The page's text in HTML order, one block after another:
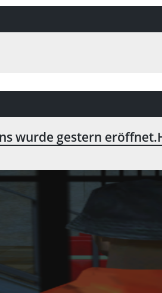
wurde gestern